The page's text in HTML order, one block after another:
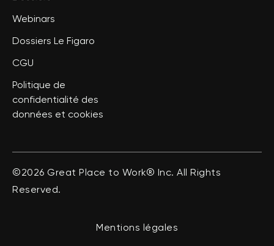
Webinars
Dossiers Le Figaro
CGU
Politique de
confidentialité des
données et cookies
©2026 Great Place to Work® Inc. All Rights
Reserved.
Mentions légales